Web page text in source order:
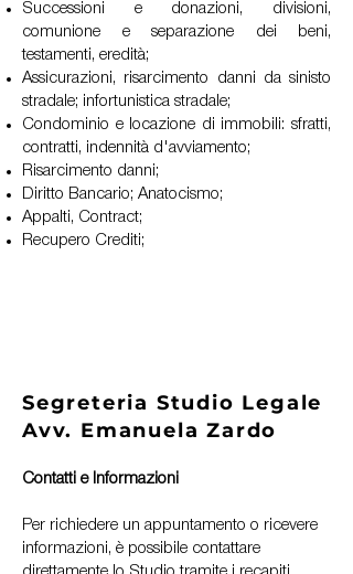
Successioni e donazioni, divisioni,
comunione e separazione dei beni,
testamenti, eredità;
Assicurazioni, risarcimento danni da sinisto
stradale; infortunistica stradale;
Condominio e locazione di immobili: sfratti,
contratti, indennità d'avviamento;
Risarcimento danni;
Diritto Bancario; Anatocismo;
Appalti, Contract;
Recupero Crediti;
Segreteria Studio Legale
Avv. Emanuela Zardo
Contatti e Informazioni
Per richiedere un appuntamento o ricevere
informazioni, è possibile contattare